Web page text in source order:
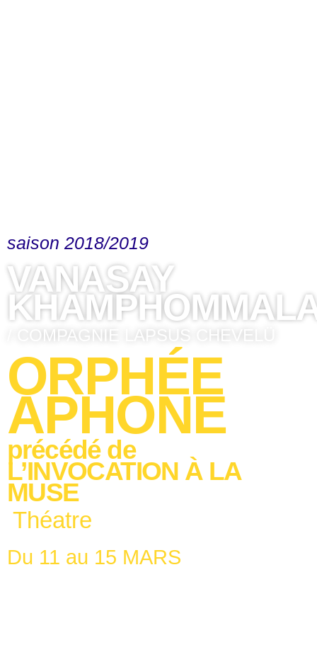
saison 2018/2019
VANASAY
/ COMPAGNIE LAPSUS CHEVELÜ
ORPHÉE
APHONE
précédé de
L’INVOCATION À LA
MUSE
Théatre
Du 11 au 15 MARS